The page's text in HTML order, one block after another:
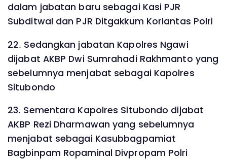
dalam jabatan baru sebagai Kasi PJR
Subditwal dan PJR Ditgakkum Korlantas Polri
22. Sedangkan jabatan Kapolres Ngawi
dijabat AKBP Dwi Sumrahadi Rakhmanto yang
sebelumnya menjabat sebagai Kapolres
Situbondo
23. Sementara Kapolres Situbondo dijabat
AKBP Rezi Dharmawan yang sebelumnya
menjabat sebagai Kasubbagpamiat
Bagbinpam Ropaminal Divpropam Polri